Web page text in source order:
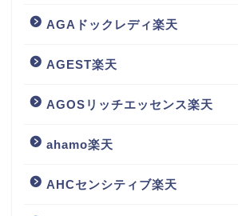
AGAドックレディ楽天
AGEST楽天
AGOSリッチエッセンス楽天
ahamo楽天
AHCセンシティブ楽天